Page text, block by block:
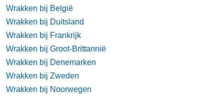
Wrakken bij België
Wrakken bij Duitsland
Wrakken bij Frankrijk
Wrakken bij Groot-Brittannië
Wrakken bij Denemarken
Wrakken bij Zweden
Wrakken bij Noorwegen